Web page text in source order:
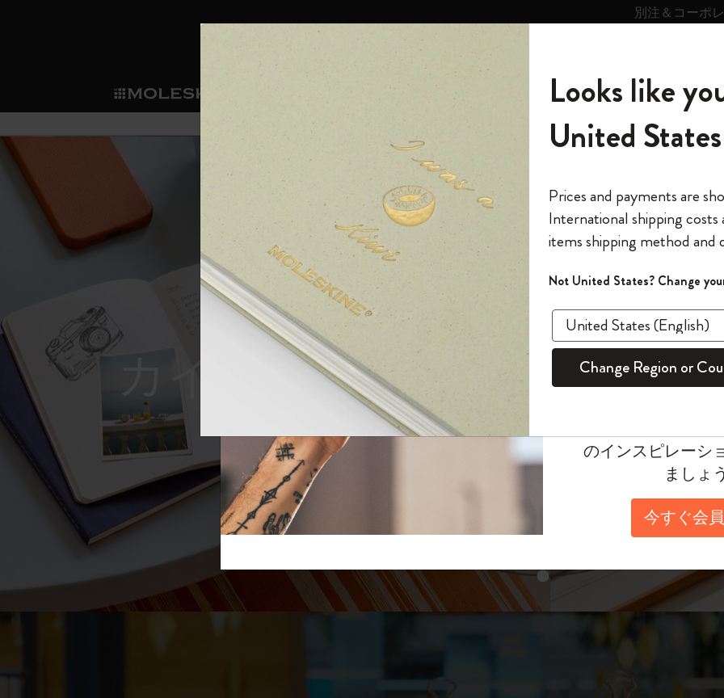
別注＆コーポ
ショ
新商品
ノートブック
ノートブック
The Original Notebook
ミニノートブックチャーム
カイエ ＆ ジャーナル
セット
パッションジャーナル
スチューデントカイエジャーナル
サブカテゴリ
ダイアリー
パーソナル・ダイアリー
12カ月ダイアリー
15ヶ月プランナー
ウィークリープランナー
デイリープランナー
マンスリープランナー
ライフプランナー・コレクション
アカデミック・プランナー
モレスキンスマート
サブカテゴリ
すべて見る
スマートライティング・システム
モレスキンスマートスマートとは
アプリ・サービス
ライティングツール
サブカテゴリ
モレスキンスマート
Blackwing x モレスキン
Kaweco x モレスキン
ペン & ペンシル
限定版ノートブック
Reframe サングラス
ムーミン コレクション
キム・ジョンギコレクション
「Alice's Adventures in Wonderland」コレ
『ロード・オブ・ザ・リング』コレク
カラーパターン ノートブック
サクラコレクション
馬年コレクション
ISSEY MIYAKE | モレスキン のコレク
ション
ナサにインスパイアされたコレクショ
キム・ジョンギコレクション
Impressions of Impressionism コレクショ
ン
カサ・バトリョ 限定版コレクション
ゴッホ美術館
バッグ
サブカテゴリ
すべて見る
バックパック
限定版バックパック
Shopper paper – made Collection
ギフト
サブカテゴリ
アートを愛する方への贈り物
プロフェッショナルへの贈り物
ミニマリストへの贈り物
マキシマリストへの贈り物
健康を愛する方への贈り物です
趣味を愛する方へのギフト
ピン
サブカテゴリ
カントリー・テーマ・ピンズ・コレク
ション
サブカテゴリ
プライドをいつも胸に
Mardi Mercredi × モレスキン
すべて見る
スマートライティング・シス
サブカテゴリ
スマートライティング・システム
スマートノートブック
スマートダイアリー
モレスキンスマートスマート
アプリ・サービス
サブカテゴリ
Notes
モレスキン Journal
モレスキン Planner
パーソナライズサ
ービス
サブカテゴリ
カスタムダイアリー
カスタムノートブック
和紙テープ
ミニノートブックチャーム
別注＆コーポレートギフト
リー
の世界
サブカテゴリ
モレスキンメンバーシップ
我々の歴史
モレスキンのマニフェスト
ペンと紙の力
持続可能な創造性
今すぐメンバー登録
ウェルカムオファー: 次回のご購入時に10% オフと送料無料
通常特典: パーソナライズの2冊ご購入で1冊無料
バースデー特典: 1回限りの割引（1ヶ月有効）
先行プレビュー: 新作コレクションへの先行アクセス
伝説的なお得情報: 会員限定の特別サプライズ
セールへの早期アクセス: お得な情報をいち早くチェック
モレスキン限定イベント: 優先アクセス
返品期間の延長: 1ヶ月間
モレスキンの世界
*メールアドレス
*パスワード
このデバイスで情
ログイン
6,500円以上のご購入で送料無料
あるページから始まる物語
Reframe Sunglasses（リフレー
あなたにぴったりの一本を選ぼう
ス
スライド表示2
スライド表示3
スライド表示4
スライド表示5 モレスキンの世
今すぐ会員登録
「WELCOME10」
回注文が10%オフ
ます。セール・ア
適用
のインスピレーシ
ましょ
今すぐ会
Looks like
United States
Prices and payments are
International shipping costs
items shipping method and
Not United States? Change
Change Region or